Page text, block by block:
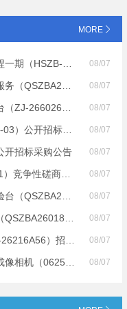
MORE
1207）公开招标公告 08/07
）公开招标公告 08/07
竞争性磋商采购公告 08/07
开招标采购公告 08/07
开招标采购公告 08/07
争性磋商公告 08/07
）公开招标公告 08/07
）公开招标公告 08/07
）招标公告 08/07
）招标公告 08/07